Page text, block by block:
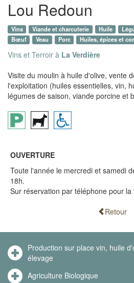
Lou Redoun
Vins Viande et charcuterie Huile
Bœuf
Veau Porc Huiles, épices et
Vins et Terroir à La Verdière
Visite du moulin à huile d'olive, vente
l'exploitation (huiles essentielles, vin,
légumes de saison, viande porcine et
OUVERTURE
Toute l'année le mercredi et samedi
18h.
Sur réservation par téléphone pour la
Retour
Production sur place vin, huile
élevage
Agriculture Biologique